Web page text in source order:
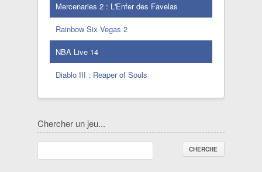
Mercenaries 2 : L'Enfer des Favelas
Rainbow Six Vegas 2
NBA Live 14
Diablo III : Reaper of Souls
Chercher un jeu...